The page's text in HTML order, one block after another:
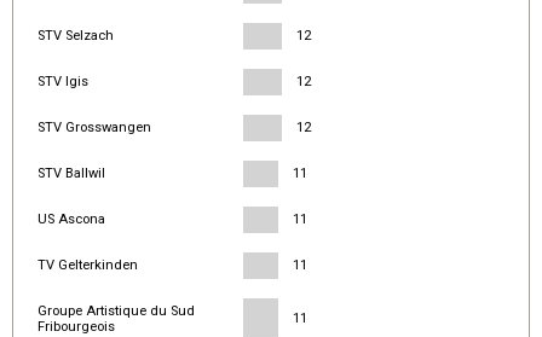
STV Selzach 12
STV Igis 12
STV Grosswangen 12
STV Ballwil 11
US Ascona 11
TV Gelterkinden 11
Groupe Artistique du Sud
Fribourgeois
11